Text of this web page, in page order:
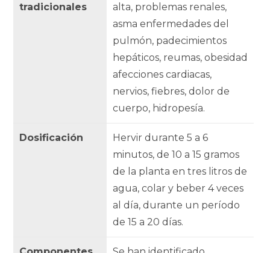
tradicionales
alta, problemas renales,
asma enfermedades del
pulmón, padecimientos
hepáticos, reumas, obesidad
afecciones cardiacas,
nervios, fiebres, dolor de
cuerpo, hidropesía.
Dosificación
Hervir durante 5 a 6
minutos, de 10 a 15 gramos
de la planta en tres litros de
agua, colar y beber 4 veces
al día, durante un período
de 15 a 20 días.